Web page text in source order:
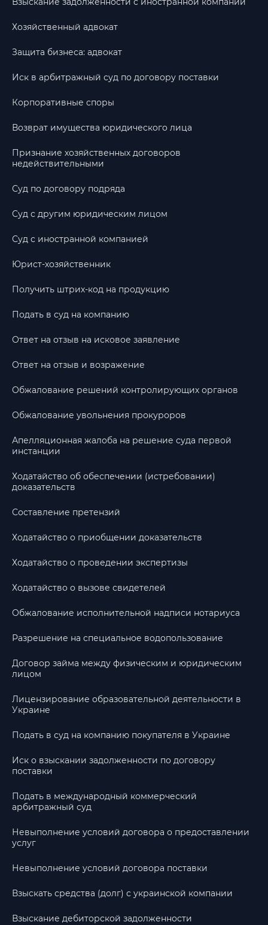
Хозяйственный адвокат
Защита бизнеса: адвокат
Иск в арбитражный суд по договору поставки
Корпоративные споры
Возврат имущества юридического лица
Признание хозяйственных договоров
недействительными
Суд по договору подряда
Суд с другим юридическим лицом
Суд с иностранной компанией
Юрист-хозяйственник
Получить штрих-код на продукцию
Подать в суд на компанию
Ответ на отзыв на исковое заявление
Ответ на отзыв и возражение
Обжалование решений контролирующих органов
Обжалование увольнения прокуроров
Апелляционная жалоба на решение суда первой
инстанции
Ходатайство об обеспечении (истребовании)
доказательств
Составление претензий
Ходатайство о приобщении доказательств
Ходатайство о проведении экспертизы
Ходатайство о вызове свидетелей
Обжалование исполнительной надписи нотариуса
Разрешение на специальное водопользование
Договор займа между физическим и юридическим
лицом
Лицензирование образовательной деятельности в
Украине
Подать в суд на компанию покупателя в Украине
Иск о взыскании задолженности по договору
поставки
Подать в международный коммерческий
арбитражный суд
Невыполнение условий договора о предоставлении
услуг
Невыполнение условий договора поставки
Взыскать средства (долг) с украинской компании
Взыскание дебиторской задолженности